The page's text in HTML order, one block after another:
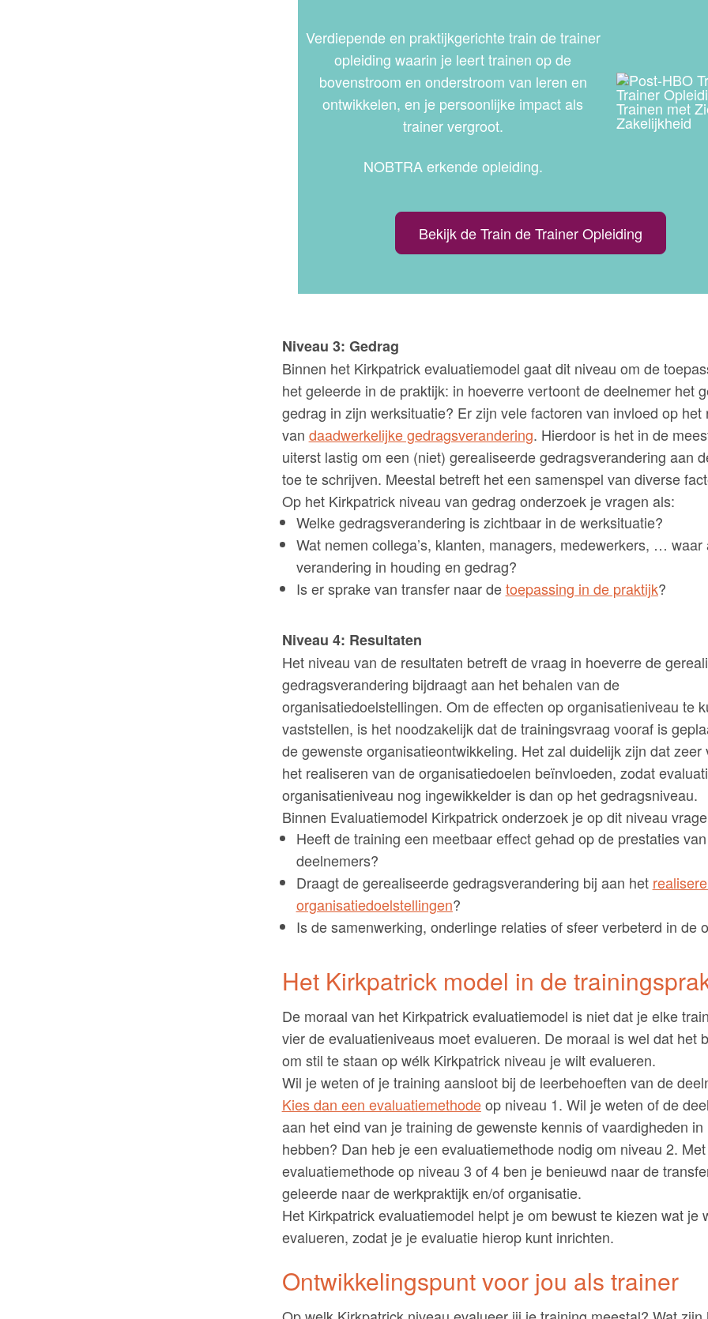
Verdiepende en praktijkgerichte train de trainer
opleiding waarin je leert trainen op de
bovenstroom en onderstroom van leren en
ontwikkelen, en je persoonlijke impact als
trainer vergroot.
NOBTRA erkende opleiding.
Bekijk de Train de Trainer Opleiding
Niveau 3: Gedrag
Binnen het Kirkpatrick evaluatiemodel gaat dit niveau om de
het geleerde in de praktijk: in hoeverre vertoont de deelnemer het
gedrag in zijn werksituatie? Er zijn vele factoren van invloed op het
van daadwerkelijke gedragsverandering. Hierdoor is het in de
uiterst lastig om een (niet) gerealiseerde gedragsverandering aan
toe te schrijven. Meestal betreft het een samenspel van diverse
Op het Kirkpatrick niveau van gedrag onderzoek je vragen als:
Welke gedragsverandering is zichtbaar in de werksituatie?
Wat nemen collega’s, klanten, managers, medewerkers, … waar
verandering in houding en gedrag?
Is er sprake van transfer naar detoepassing in de praktijk?
Niveau 4: Resultaten
Het niveau van de resultaten betreft de vraag in hoeverre de
gedragsverandering bijdraagt aan het behalen van de
organisatiedoelstellingen. Om de effecten op organisatieniveau te
vaststellen, is het noodzakelijk dat de trainingsvraag vooraf is
de gewenste organisatieontwikkeling. Het zal duidelijk zijn dat zeer
het realiseren van de organisatiedoelen beïnvloeden, zodat
organisatieniveau nog ingewikkelder is dan op het gedragsniveau.
Binnen Evaluatiemodel Kirkpatrick onderzoek je op dit niveau
Heeft de training een meetbaar effect gehad op de prestaties
deelnemers?
Draagt de gerealiseerde gedragsverandering bij aan het
organisatiedoelstellingen?
Is de samenwerking, onderlinge relaties of sfeer verbeterd in de
Het Kirkpatrick model in de
De moraal van het Kirkpatrick evaluatiemodel is niet dat je elke
vier de evaluatieniveaus moet evalueren. De moraal is wel dat het
om stil te staan op wélk Kirkpatrick niveau je wilt evalueren.
Wil je weten of je training aansloot bij de leerbehoeften van de
Kies dan een evaluatiemethodeop niveau 1. Wil je weten of de
aan het eind van je training de gewenste kennis of vaardigheden in
hebben? Dan heb je een evaluatiemethode nodig om niveau 2.
evaluatiemethode op niveau 3 of 4 ben je benieuwd naar de
geleerde naar de werkpraktijk en/of organisatie.
Het Kirkpatrick evaluatiemodel helpt je om bewust te kiezen wat je
evalueren, zodat je je evaluatie hierop kunt inrichten.
Ontwikkelingspunt voor jou als trainer